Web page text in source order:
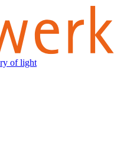
of light